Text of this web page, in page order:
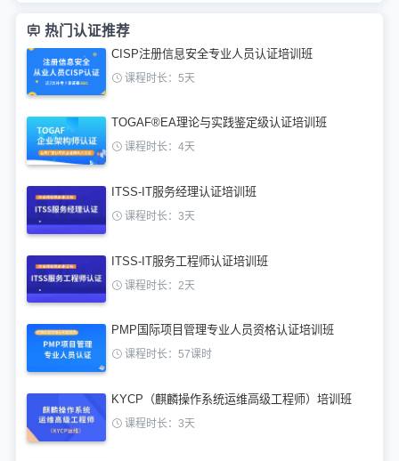
热门认证推荐
CISP注册信息安全专业人员认证培训班
课程时长：5天
TOGAF®EA理论与实践鉴定级认证培训班
课程时长：4天
ITSS-IT服务经理认证培训班
课程时长：3天
ITSS-IT服务工程师认证培训班
课程时长：2天
PMP国际项目管理专业人员资格认证培训班
课程时长：57课时
KYCP（麒麟操作系统运维高级工程师）培训班
课程时长：3天